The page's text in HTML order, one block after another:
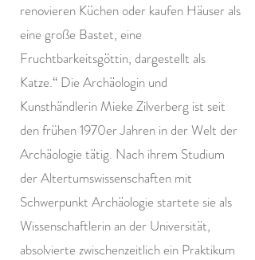
renovieren Küchen oder kaufen Häuser als
eine große Bastet, eine
Fruchtbarkeitsgöttin, dargestellt als
Katze.“ Die Archäologin und
Kunsthändlerin Mieke Zilverberg ist seit
den frühen 1970er Jahren in der Welt der
Archäologie tätig. Nach ihrem Studium
der Altertumswissenschaften mit
Schwerpunkt Archäologie startete sie als
Wissenschaftlerin an der Universität,
absolvierte zwischenzeitlich ein Praktikum